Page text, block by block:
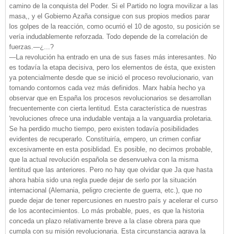
camino de la conquista del Poder. Si el Partido no logra movilizar a las
masa,, y el Gobierno Azaña consigue con sus propios medios parar
los golpes de la reacción, como ocurrió el 10 de agosto, su posición se
vería indudablemente reforzada. Todo depende de la correlación de
fuerzas. —¿... ?
—La revolución ha entrado en una de sus fases más interesantes. No
es todavía la etapa decisiva, pero los elementos de ésta, que existen
ya potencialmente desde que se inició el proceso revolucionario, van
tomando contornos cada vez más definidos. Marx había hecho ya
observar que en España los procesos revolucionarios se desarrollan
frecuentemente con cierta lentitud. Esta característica de nuestras
'revoluciones ofrece una indudable ventaja a la vanguardia proletaria.
Se ha perdido mucho tiempo, pero existen todavía posibilidades
evidentes de recuperarlo. Constituiría, empero, un crimen confiar
excesivamente en esta posiblidad. Es posible, no decimos probable,
que la actual revolución española se desenvuelva con la misma
lentitud que las anteriores. Pero no hay que olvidar que Ja que hasta
ahora había sido una regla puede dejar de serlo por la situación
internacional (Alemania, peligro creciente de guerra, etc.), que no
puede dejar de tener repercusiones en nuestro país y acelerar el curso
de los acontecimientos. Lo más probable, pues, es que la historia
conceda un plazo relativamente breve a la clase obrera para que
cumpla con su misión revolucionaria. Esta circunstancia agrava la